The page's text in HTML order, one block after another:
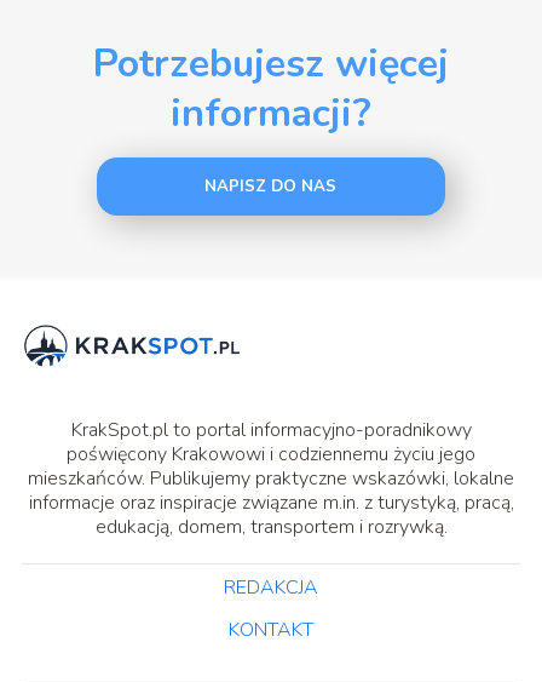
Potrzebujesz więcej
informacji?
NAPISZ DO NAS
KrakSpot.pl to portal informacyjno-poradnikowy
poświęcony Krakowowi i codziennemu życiu jego
mieszkańców. Publikujemy praktyczne wskazówki, lokalne
informacje oraz inspiracje związane m.in. z turystyką, pracą,
edukacją, domem, transportem i rozrywką.
REDAKCJA
KONTAKT